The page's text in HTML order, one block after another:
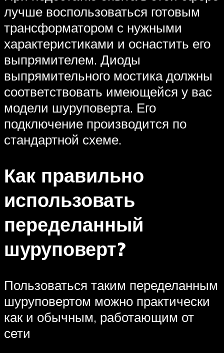
лучше воспользоваться готовым
трансформатором с нужными
характеристиками и оснастить его
выпрямителем. Диоды
выпрямительного мостика должны
соответствовать имеющейся у вас
модели шуруповерта. Его
подключение производится по
стандартной схеме.
Как правильно
использовать
переделанный
шуруповерт?
Пользоваться таким переделанным
шуруповертом можно практически
как и обычным, работающим от
сети